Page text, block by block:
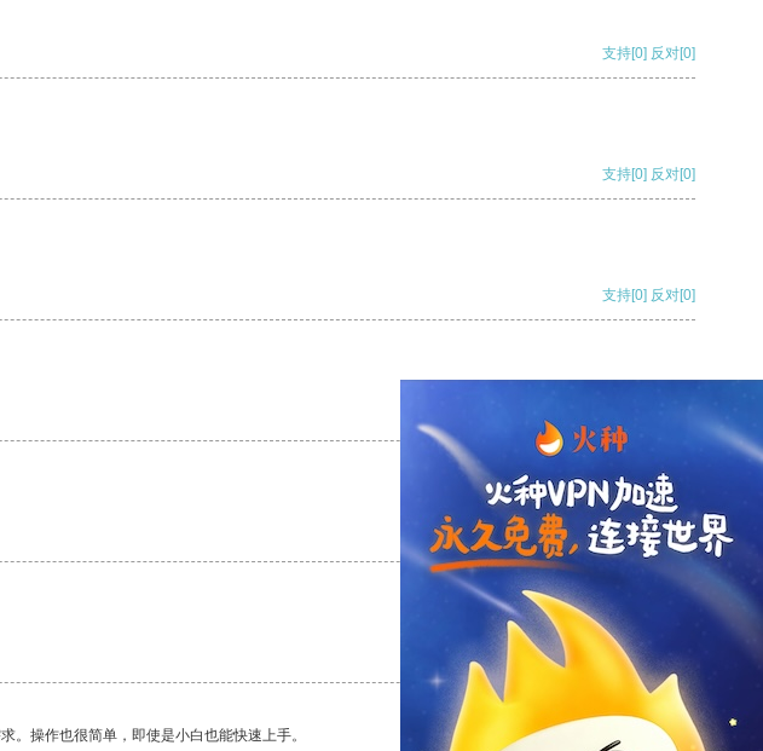
支持[0] 反对[0]
支持[0] 反对[0]
支持[0] 反对[0]
支持 [0] 反对[0]
支持[0] 反对
。操作也很简单，即使是小白也能快速上手。